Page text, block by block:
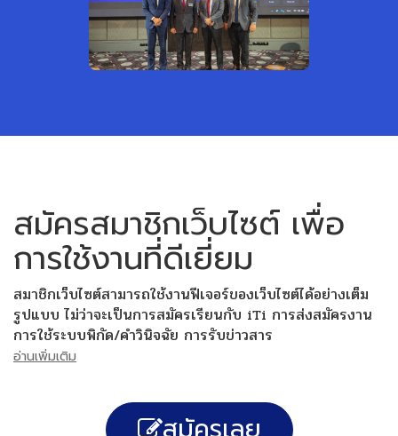
สมัครสมาชิกเว็บไซต์ เพื่อ
การใช้งานที่ดีเยี่ยม
สมาชิกเว็บไซต์สามารถใช้งานฟีเจอร์ของเว็บไซต์ได้อย่างเต็ม
รูปแบบ ไม่ว่าจะเป็นการสมัครเรียนกับ iTi การส่งสมัครงาน
การใช้ระบบพิกัด/คำวินิจฉัย การรับข่าวสาร
อ่านเพิ่มเติม